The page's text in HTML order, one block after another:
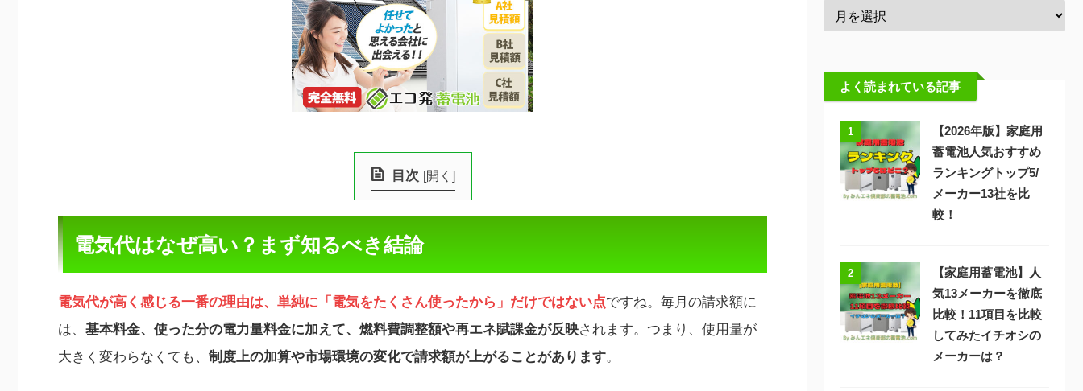
目次 [開く ]
電気代はなぜ高い？まず知るべき結論
電気代が高く感じる一番の理由は、単純に「電気をたくさん使ったから」だけではない点ですね。毎月の請求額に
は、 基本料金、使った分の電力量料金に加えて、燃料費調整額や再エネ賦課金が反映されます。つまり、使用量が
大きく変わらなくても、 制度上の加算や市場環境の変化で請求額が上がることがあります。
よく読まれている記事
1
【2026年版】家庭用
蓄電池人気おすすめ
ランキングトップ5/
メーカー13社を比
較！
2
【家庭用蓄電池】人
気13メーカーを徹底
比較！11項目を比較
してみたイチオシの
メーカーは？